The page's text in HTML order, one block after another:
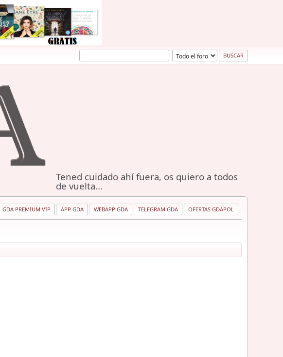
Tened cuidado ahí fuera, os quiero a todos
de vuelta...
GDA PREMIUM VIP APP GDA WEBAPP GDA TELEGRAM GDA OFERTAS GDAPOL